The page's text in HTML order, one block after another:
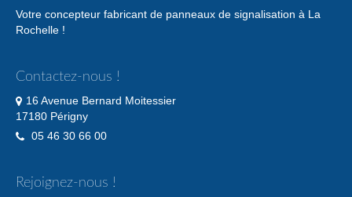
Votre concepteur fabricant de panneaux de signalisation à La
Rochelle !
Contactez-nous !
16 Avenue Bernard Moitessier
17180 Périgny
05 46 30 66 00
Rejoignez-nous !